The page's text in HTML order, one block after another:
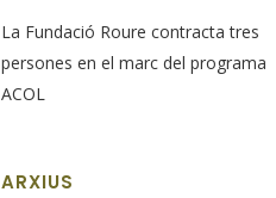
La Fundació Roure contracta tres
persones en el marc del programa
ACOL
ARXIUS